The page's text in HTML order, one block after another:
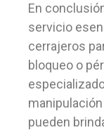
En
servicio
cerrajeros
bloqueo o
pueden